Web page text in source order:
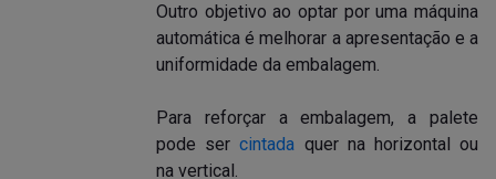
Outro objetivo ao optar por uma máquina
automática é melhorar a apresentação e a
uniformidade da embalagem.
Para reforçar a embalagem, a palete
pode sercintada quer na horizontal ou
na vertical.